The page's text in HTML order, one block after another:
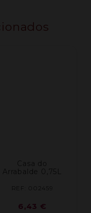
Casa do
Arrabalde 0,75L
REF: 002459
6,43 €